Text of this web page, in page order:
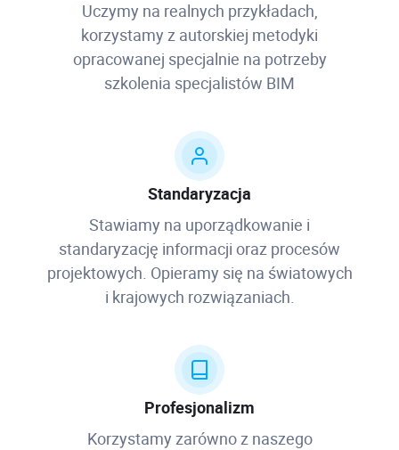
Uczymy na realnych przykładach,
korzystamy z autorskiej metodyki
opracowanej specjalnie na potrzeby
szkolenia specjalistów BIM
Standaryzacja
Stawiamy na uporządkowanie i
standaryzację informacji oraz procesów
projektowych. Opieramy się na światowych
i krajowych rozwiązaniach.
Profesjonalizm
Korzystamy zarówno z naszego